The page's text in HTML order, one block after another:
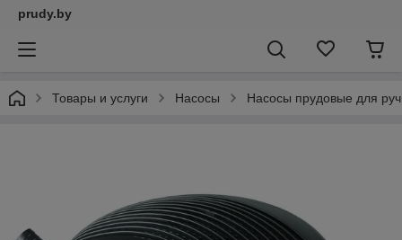
prudy.by
Товары и услуги Насосы Насосы прудовые для